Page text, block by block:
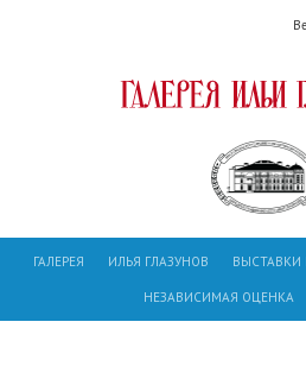
ГАЛЕРЕЯ ИЛЬЯ ГЛАЗУНОВ ВЫСТАВКИ
НЕЗАВИСИМАЯ ОЦЕНКА